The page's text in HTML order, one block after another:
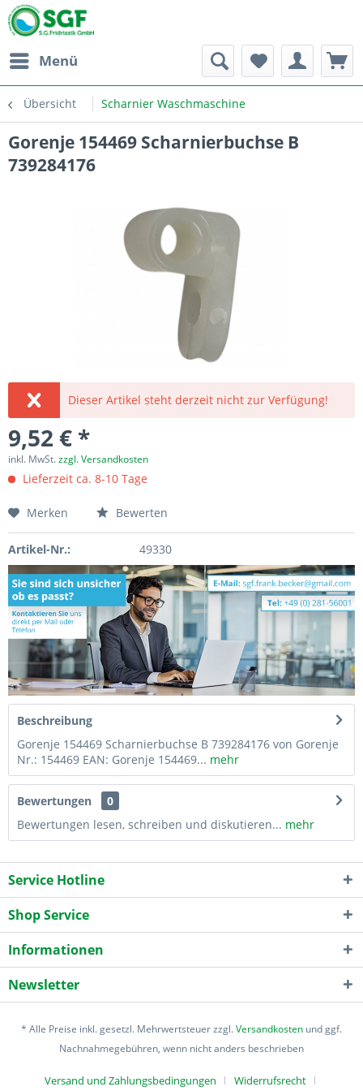
Menü
Übersicht Scharnier Waschmaschine
Gorenje 154469 Scharnierbuchse B
739284176
Dieser Artikel steht derzeit nicht zur Verfügung!
9,52 € *
inkl. MwSt.zzgl. Versandkosten
Lieferzeit ca. 8-10 Tage
Merken Bewerten
Artikel-Nr.: 49330
Beschreibung
Gorenje 154469 Scharnierbuchse B 739284176 von Gorenje
Nr.: 154469 EAN: Gorenje 154469... mehr
Bewertungen
0
Bewertungen lesen, schreiben und diskutieren... mehr
Service Hotline
Shop Service
Informationen
Newsletter
* Alle Preise inkl. gesetzl. Mehrwertsteuer zzgl.Versandkosten und ggf.
Nachnahmegebühren, wenn nicht anders beschrieben
Versand und Zahlungsbedingungen Widerrufsrecht